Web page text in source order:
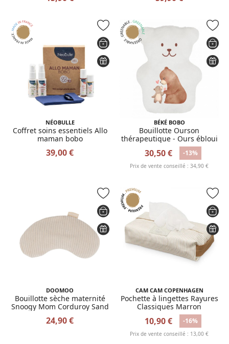
NÉOBULLE
Coffret soins essentiels Allo
maman bobo
39,00 €
BÉKÉ BOBO
Bouillotte Ourson
thérapeutique - Ours ébloui
30,50 € -13%
Prix de vente conseillé : 34,90 €
DOOMOO
Bouillotte sèche maternité
Snoogy Mom Corduroy Sand
24,90 €
CAM CAM COPENHAGEN
Pochette à lingettes Rayures
Classiques Marron
10,90 € -16%
Prix de vente conseillé : 13,00 €